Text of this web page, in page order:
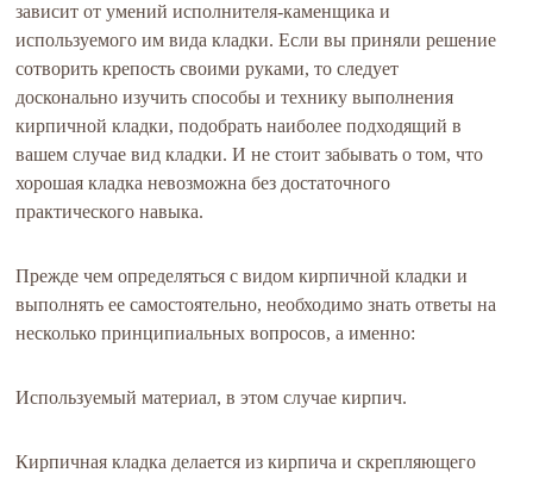
зависит от умений исполнителя-каменщика и
используемого им вида кладки. Если вы приняли решение
сотворить крепость своими руками, то следует
досконально изучить способы и технику выполнения
кирпичной кладки, подобрать наиболее подходящий в
вашем случае вид кладки. И не стоит забывать о том, что
хорошая кладка невозможна без достаточного
практического навыка.
Прежде чем определяться с видом кирпичной кладки и
выполнять ее самостоятельно, необходимо знать ответы на
несколько принципиальных вопросов, а именно:
Используемый материал, в этом случае кирпич.
Кирпичная кладка делается из кирпича и скрепляющего